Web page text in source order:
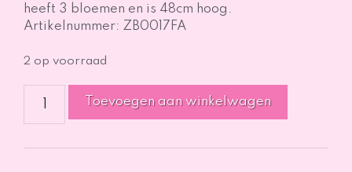
heeft 3 bloemen en is 48cm hoog.
Artikelnummer: ZB0017FA
2 op voorraad
Geel
aantal
Toevoegen aan winkelwagen